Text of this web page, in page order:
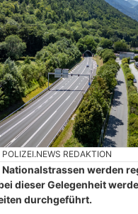
POLIZEI.NEWS REDAKTION
Nationalstrassen werden
dieser Gelegenheit
durchgeführt.